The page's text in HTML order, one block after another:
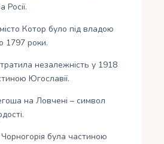
Росії.
Котор було під владою
1797 роки.
незалежність у 1918
Югославії.
на Ловчені – символ
Чорногорія була частиною